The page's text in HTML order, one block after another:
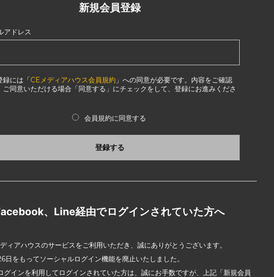
新規会員登録
アドレス
録には「CEメディアハウス会員規約 」への同意が必要です。内容をご確認
ご同意いただける場合「同意する」にチェックをして、登録にお進みくださ
会員規約に同意する
登録する
、Line経由でログインされていた方へ
ィアハウスのサービスをご利用いただき、誠にありがとうございます。
日をもってソーシャルログイン機能を廃止いたしました。
グインを利用してログインされていた方は、誠にお手数ですが、上記「新規会員